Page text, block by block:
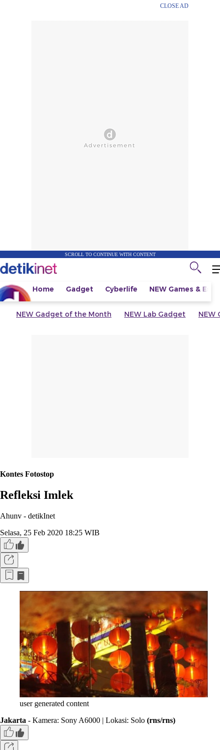
CLOSE AD
SCROLL TO CONTINUE WITH CONTENT
Home Gadget Cyberlife NEW Games &
NEW Gadget of the Month NEW Lab Gadget NEW
Kontes Fotostop
Refleksi Imlek
Ahunv - detikInet
Selasa, 25 Feb 2020 18:25 WIB
user generated content
Jakarta - Kamera: Sony A6000 | Lokasi: Solo (rns/rns)